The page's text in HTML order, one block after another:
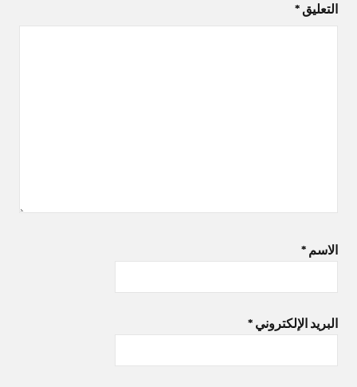
التعليق *
الاسم *
البريد الإلكتروني *